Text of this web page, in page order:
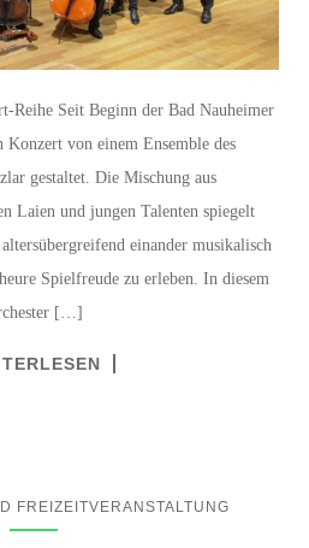
Reihe Seit Beginn der Bad Nauheimer
von einem Ensemble des
gestaltet. Die Mischung aus
Laien und jungen Talenten spiegelt
einander musikalisch
Spielfreude zu erleben. In diesem
[…]
FREIZEITVERANSTALTUNG